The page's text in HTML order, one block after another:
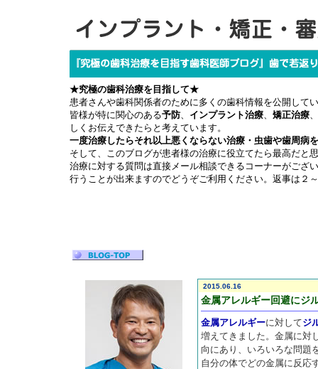
★究極の歯科治療を目指して★
患者さんや歯科関係者のために多くの歯科情報を公開して
皆様が特に関心のある予防、 インプラント治療、 矯正治療、
しくお伝えできたらと考えています。
一度治療したらそれ以上悪くならない治療・虫歯や歯周病
そして、このブログが患者様の治療に役立てたら最高だと
治療に対する質問は直接メール相談できるコーナーがござ
行うことが出来ますのでどうぞご利用ください。返事は２
2015.06.16
金属アレルギー回避にジ
金属アレルギーに対してジ
増えてきました。金属に対
向にあり、いろいろな問題
自分の体でどの金属に反応